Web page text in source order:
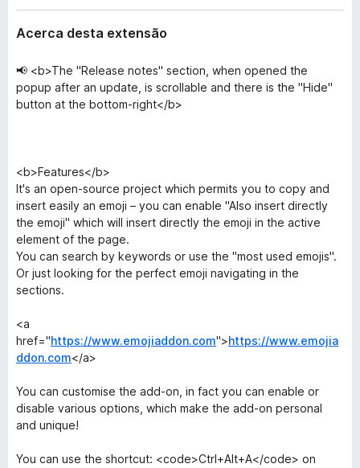
Acerca desta extensão
📢 <b>The "Release notes" section, when opened the
popup after an update, is scrollable and there is the "Hide"
button at the bottom-right</b>
<b>Features</b>
It's an open-source project which permits you to copy and
insert easily an emoji – you can enable "Also insert directly
the emoji" which will insert directly the emoji in the active
element of the page.
You can search by keywords or use the "most used emojis".
Or just looking for the perfect emoji navigating in the
sections.
<a
href="https://www.emojiaddon.com">https://www.emojia
ddon.com</a>
You can customise the add-on, in fact you can enable or
disable various options, which make the add-on personal
and unique!
You can use the shortcut: <code>Ctrl+Alt+A</code> on